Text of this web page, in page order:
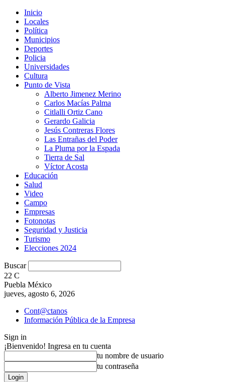
Inicio
Locales
Política
Municipios
Deportes
Policia
Universidades
Cultura
Punto de Vista
Alberto Jimenez Merino
Carlos Macías Palma
Citlalli Ortiz Cano
Gerardo Galicia
Jesús Contreras Flores
Las Entrañas del Poder
La Pluma por la Espada
Tierra de Sal
Víctor Acosta
Educación
Salud
Video
Campo
Empresas
Fotonotas
Seguridad y Justicia
Turismo
Elecciones 2024
Buscar
22 C
Puebla México
jueves, agosto 6, 2026
Cont@ctanos
Información Pública de la Empresa
Sign in
¡Bienvenido! Ingresa en tu cuenta
tu nombre de usuario
tu contraseña